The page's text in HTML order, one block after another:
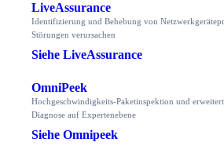
LiveAssurance
Identifizierung und Behebung von
Störungen verursachen
Siehe LiveAssurance
OmniPeek
Hochgeschwindigkeits-Paketinspektion und
Diagnose auf Expertenebene
Siehe Omnipeek